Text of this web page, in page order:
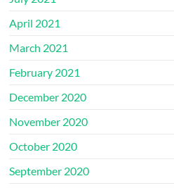
April 2021
March 2021
February 2021
December 2020
November 2020
October 2020
September 2020